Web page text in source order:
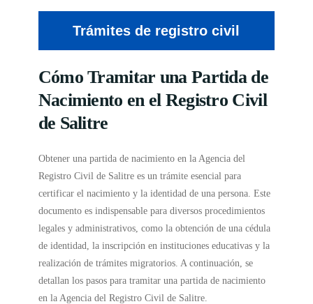
Trámites de registro civil
Cómo Tramitar una Partida de
Nacimiento en el Registro Civil
de Salitre
Obtener una partida de nacimiento en la Agencia del
Registro Civil de Salitre es un trámite esencial para
certificar el nacimiento y la identidad de una persona. Este
documento es indispensable para diversos procedimientos
legales y administrativos, como la obtención de una cédula
de identidad, la inscripción en instituciones educativas y la
realización de trámites migratorios. A continuación, se
detallan los pasos para tramitar una partida de nacimiento
en la Agencia del Registro Civil de Salitre.